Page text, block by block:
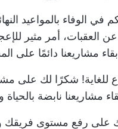
في الوفاء بالمواعيد
العقبات، أمر مثير
مشاريعنا دائمًا على
للغاية! شكرًا لك على
مشاريعنا نابضة بالحياة
على رفع مستوى فريقك